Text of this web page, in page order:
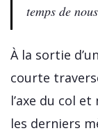
temps de
À la sortie
courte
l’axe du col
les derniers